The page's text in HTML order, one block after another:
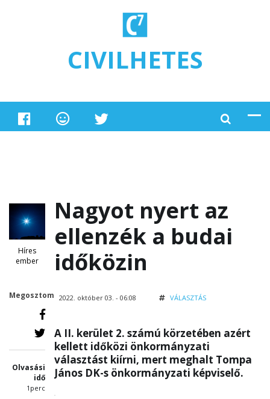
CIVILHETES
Híres
ember
Megosztom
Olvasási
idő
1perc
Nagyot nyert az
ellenzék a budai
időközin
2022. október 03. - 06:08 VÁLASZTÁS
A II. kerület 2. számú körzetében azért
kellett időközi önkormányzati
választást kiírni, mert meghalt Tompa
János DK-s önkormányzati képviselő.